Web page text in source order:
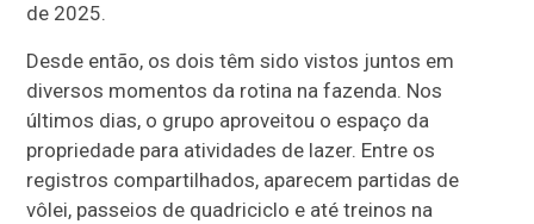
de 2025.
Desde então, os dois têm sido vistos juntos em
diversos momentos da rotina na fazenda. Nos
últimos dias, o grupo aproveitou o espaço da
propriedade para atividades de lazer. Entre os
registros compartilhados, aparecem partidas de
vôlei, passeios de quadriciclo e até treinos na